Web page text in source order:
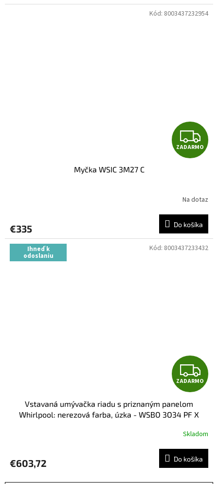
Z
A
A
R
M
ZADARMO
Myčka WSIC 3M27 C
Na dotaz
€335 Do košíka
Kód: 8003437232954
Ihneď k
odoslaniu
Z
A
A
R
M
ZADARMO
Vstavaná umývačka riadu s priznaným panelom
Whirlpool: nerezová farba, úzka - WSBO 3O34 PF X
Skladom
€603,72 Do košíka
Kód: 8003437233432